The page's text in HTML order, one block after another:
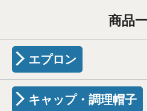
商品
エプロン
キャップ・調理帽子